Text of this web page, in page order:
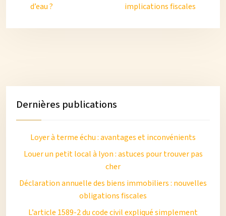
d’eau ?
implications fiscales
Dernières publications
Loyer à terme échu : avantages et inconvénients
Louer un petit local à lyon : astuces pour trouver pas
cher
Déclaration annuelle des biens immobiliers : nouvelles
obligations fiscales
L’article 1589-2 du code civil expliqué simplement